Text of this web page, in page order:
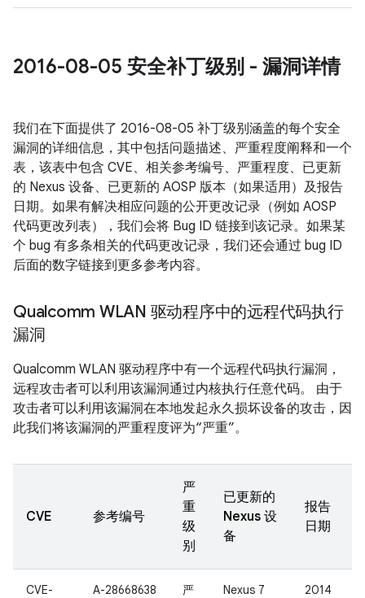
2016-08-05 安全补丁级别 - 漏洞详情
我们在下面提供了 2016-08-05 补丁级别涵盖的每个安全
漏洞的详细信息，其中包括问题描述、严重程度阐释和一个
表，该表中包含 CVE、相关参考编号、严重程度、已更新
的 Nexus 设备、已更新的 AOSP 版本（如果适用）及报告
日期。如果有解决相应问题的公开更改记录（例如 AOSP
代码更改列表），我们会将 Bug ID 链接到该记录。如果某
个 bug 有多条相关的代码更改记录，我们还会通过 bug ID
后面的数字链接到更多参考内容。
Qualcomm WLAN 驱动程序中的远程代码执行
漏洞
Qualcomm WLAN 驱动程序中有一个远程代码执行漏洞，
远程攻击者可以利用该漏洞通过内核执行任意代码。 由于
攻击者可以利用该漏洞在本地发起永久损坏设备的攻击，因
此我们将该漏洞的严重程度评为“严重”。
CVE 参考编号
严
重
级
别
已更新的
Nexus 设
备
报告
日期
CVE-
A-28668638
严
Nexus 7
2014